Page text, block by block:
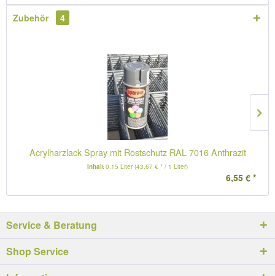
Zubehör 4
Acrylharzlack Spray mit Rostschutz RAL 7016 Anthrazit
Inhalt 0.15 Liter(43,67 € * / 1 Liter)
6,55 € *
Service & Beratung
Shop Service